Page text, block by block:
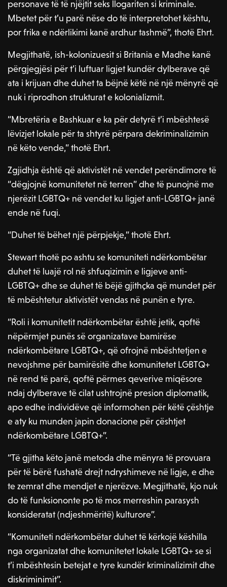
personave të të njëjtit seks llogariten si kriminale.
Mbetet për t’u parë nëse do të interpretohet kështu,
por frika e ndërlikimi kanë ardhur tashmë”, thotë Ehrt.
Megjithatë, ish-kolonizuesit si Britania e Madhe kanë
përgjegjësi për t’i luftuar ligjet kundër dylberave që
ata i krijuan dhe duhet ta bëjnë këtë në një mënyrë që
nuk i riprodhon strukturat e kolonializmit.
“Mbretëria e Bashkuar e ka për detyrë t’i mbështesë
lëvizjet lokale për ta shtyrë përpara dekriminalizimin
në këto vende,” thotë Ehrt.
Zgjidhja është që aktivistët në vendet perëndimore të
“dëgjojnë komunitetet në terren” dhe të punojnë me
njerëzit LGBTQ+ në vendet ku ligjet anti-LGBTQ+ janë
ende në fuqi.
“Duhet të bëhet një përpjekje,” thotë Ehrt.
Stewart thotë po ashtu se komuniteti ndërkombëtar
duhet të luajë rol në shfuqizimin e ligjeve anti-
LGBTQ+ dhe se duhet të bëjë gjithçka që mundet për
të mbështetur aktivistët vendas në punën e tyre.
“Roli i komunitetit ndërkombëtar është jetik, qoftë
nëpërmjet punës së organizatave bamirëse
ndërkombëtare LGBTQ+, që ofrojnë mbështetjen e
nevojshme për bamirësitë dhe komunitetet LGBTQ+
në rend të parë, qoftë përmes qeverive miqësore
ndaj dylberave të cilat ushtrojnë presion diplomatik,
apo edhe individëve që informohen për këtë çështje
e aty ku munden japin donacione për çështjet
ndërkombëtare LGBTQ+”.
“Të gjitha këto janë metoda dhe mënyra të provuara
për të bërë fushatë drejt ndryshimeve në ligje, e dhe
te zemrat dhe mendjet e njerëzve. Megjithatë, kjo nuk
do të funksiononte po të mos merreshin parasysh
konsideratat (ndjeshmëritë) kulturore”.
“Komuniteti ndërkombëtar duhet të kërkojë këshilla
nga organizatat dhe komunitetet lokale LGBTQ+ se si
t’i mbështesin betejat e tyre kundër kriminalizimit dhe
diskriminimit”.